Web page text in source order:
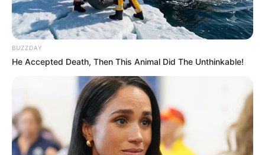
directamente acerca de 70.000 habitantesde áreas
rurales.
BUZZDAY
He Accepted Death, Then This Animal Did The Unthinkable!